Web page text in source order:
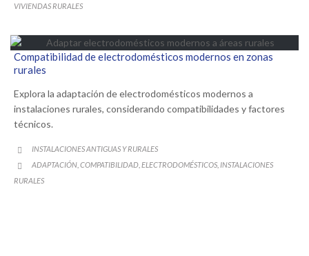
VIVIENDAS RURALES
Compatibilidad de electrodomésticos modernos en zonas
rurales
Explora la adaptación de electrodomésticos modernos a
instalaciones rurales, considerando compatibilidades y factores
técnicos.
 CATEGORY
INSTALACIONES ANTIGUAS Y RURALES
 CATEGORY
ADAPTACIÓN COMPATIBILIDAD ELECTRODOMÉSTICOS INSTALACIONES
RURALES